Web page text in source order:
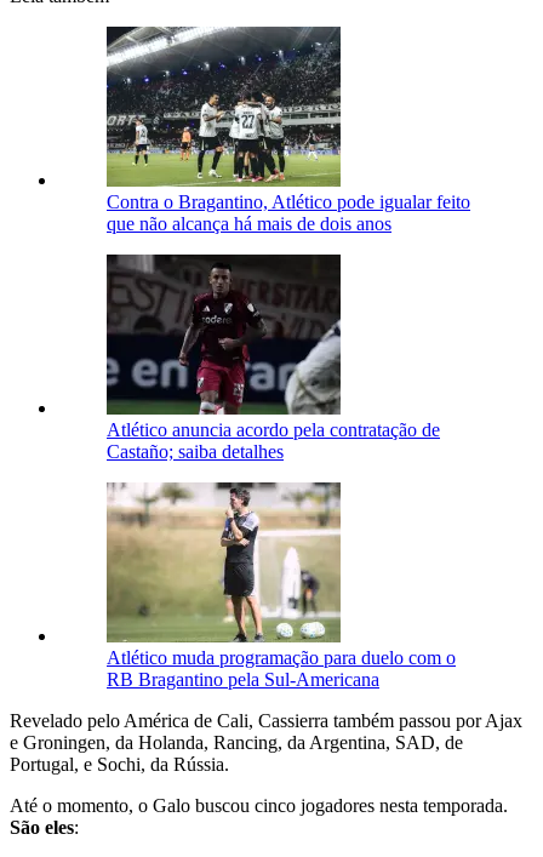
Contra o Bragantino, Atlético pode igualar feito
que não alcança há mais de dois anos
Atlético anuncia acordo pela contratação de
Castaño; saiba detalhes
Atlético muda programação para duelo com o
RB Bragantino pela Sul-Americana
Revelado pelo América de Cali, Cassierra também passou por Ajax
e Groningen, da Holanda, Rancing, da Argentina, SAD, de
Portugal, e Sochi, da Rússia.
Até o momento, o Galo buscou cinco jogadores nesta temporada.
São eles: